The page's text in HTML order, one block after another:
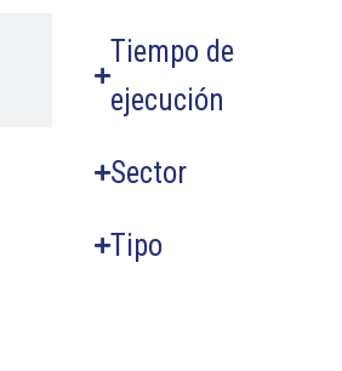
Tiempo de
ejecución
Sector
Tipo